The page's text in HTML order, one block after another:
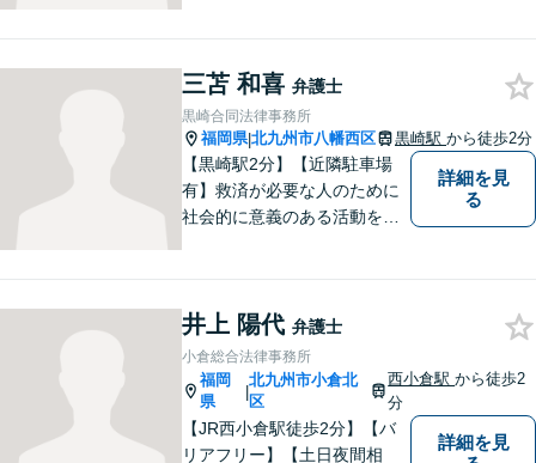
会話のキャッチボールを積み
重ねながら解決へと動いてま
いります。【韓国語対応可】
三苫 和喜 弁護士
黒崎合同法律事務所
福岡県|北九州市八幡西区 黒崎駅 から徒歩2分
【黒崎駅2分】【近隣駐車場
有】救済が必要な人のために
社会的に意義のある活動をし
できるよう心がけていますの
でお気軽にご相談ください。
詳細を見
る
井上 陽代 弁護士
小倉総合法律事務所
福岡
県
|
北九州市小倉北
区
西小倉駅から徒歩2
分
【JR西小倉駅徒歩2分】【バ
リアフリー】【土日夜間相
詳細を見